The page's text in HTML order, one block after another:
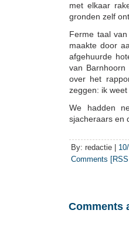
met elkaar
gronden zelf
Ferme taal
maakte door
afgehuurde
van Barnhoorn
over het
zeggen: ik
We hadden
sjacheraars en
By: redactie |
Comments
Comments